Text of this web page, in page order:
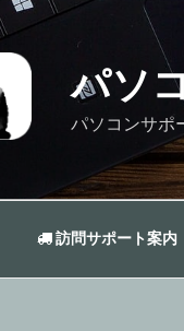
パソ
パソコンサポ
訪問サポート案内